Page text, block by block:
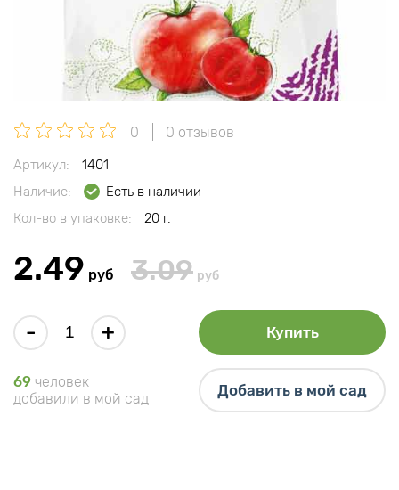
0 0 отзывов
Артикул:
1401
Наличие:
Есть в наличии
Кол-во в упаковке:
20 г.
2.49 руб 3.09 руб
- + Купить
69 человек
добавили в мой сад
Добавить в мой сад